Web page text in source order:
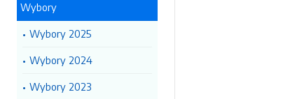
Wybory
Wybory 2025
Wybory 2024
Wybory 2023